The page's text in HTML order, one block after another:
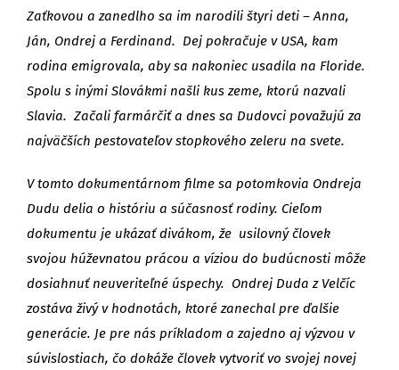
Zaťkovou a zanedlho sa im narodili štyri deti – Anna,
Ján, Ondrej a Ferdinand. Dej pokračuje v USA, kam
rodina emigrovala, aby sa nakoniec usadila na Floride.
Spolu s inými Slovákmi našli kus zeme, ktorú nazvali
Slavia. Začali farmárčiť a dnes sa Dudovci považujú za
najväčších pestovateľov stopkového zeleru na svete.
V tomto dokumentárnom filme sa potomkovia Ondreja
Dudu delia o históriu a súčasnosť rodiny. Cieľom
dokumentu je ukázať divákom, že usilovný človek
svojou húževnatou prácou a víziou do budúcnosti môže
dosiahnuť neuveriteľné úspechy. Ondrej Duda z Velčíc
zostáva živý v hodnotách, ktoré zanechal pre ďalšie
generácie. Je pre nás príkladom a zajedno aj výzvou v
súvislostiach, čo dokáže človek vytvoriť vo svojej novej